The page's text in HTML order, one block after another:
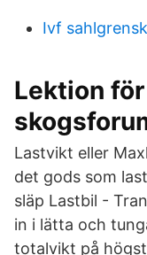
Ivf
Lektion
Lastvikt eller
det gods som
släp Lastbil -
in i lätta och
totalvikt på